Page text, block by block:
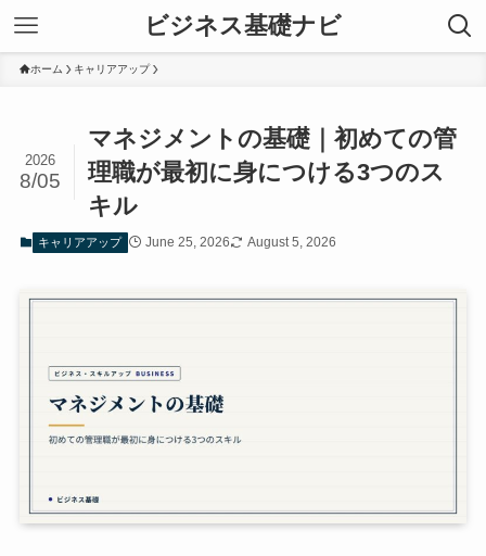
ビジネス基礎ナビ
ホーム キャリアアップ
マネジメントの基礎｜初めての管
理職が最初に身につける3つのス
キル
2026
8/05
キャリアアップ June 25, 2026 August 5, 2026